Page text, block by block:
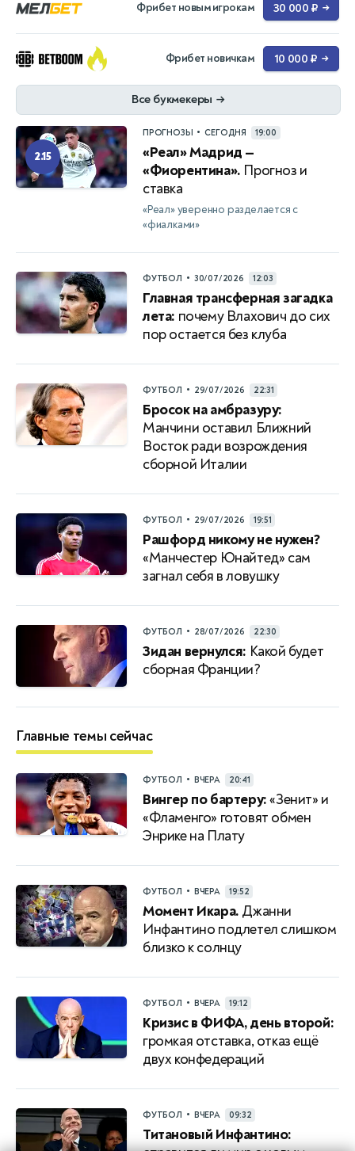
Фрибет новым игрокам 30 000 ₽ →
Фрибет новичкам 10 000 ₽ →
Все букмекеры →
2.15
ПРОГНОЗЫ • СЕГОДНЯ 19:00
«Реал» Мадрид —
«Фиорентина». Прогноз и
ставка
«Реал» уверенно разделается с
«фиалками»
ФУТБОЛ • 30/07/2026 12:03
Главная трансферная загадка
лета: почему Влахович до сих
пор остается без клуба
ФУТБОЛ • 29/07/2026 22:31
Бросок на амбразуру:
Манчини оставил Ближний
Восток ради возрождения
сборной Италии
ФУТБОЛ • 29/07/2026 19:51
Рашфорд никому не нужен?
«Манчестер Юнайтед» сам
загнал себя в ловушку
ФУТБОЛ • 28/07/2026 22:30
Зидан вернулся: Какой будет
сборная Франции?
Главные темы сейчас
ФУТБОЛ • ВЧЕРА 20:41
Вингер по бартеру:«Зенит» и
«Фламенго» готовят обмен
Энрике на Плату
ФУТБОЛ • ВЧЕРА 19:52
Момент Икара. Джанни
Инфантино подлетел слишком
близко к солнцу
ФУТБОЛ • ВЧЕРА 19:12
Кризис в ФИФА, день второй:
громкая отставка, отказ ещё
двух конфедераций
ФУТБОЛ • ВЧЕРА 09:32
Титановый Инфантино: